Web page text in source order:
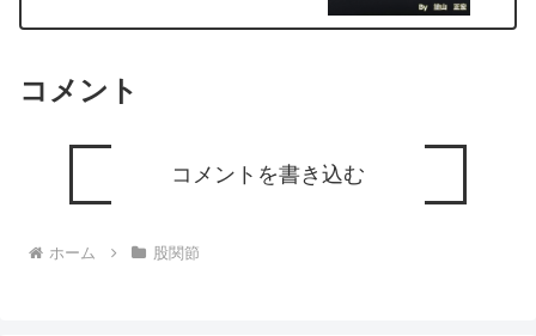
コメント
コメントを書き込む
ホーム 股関節